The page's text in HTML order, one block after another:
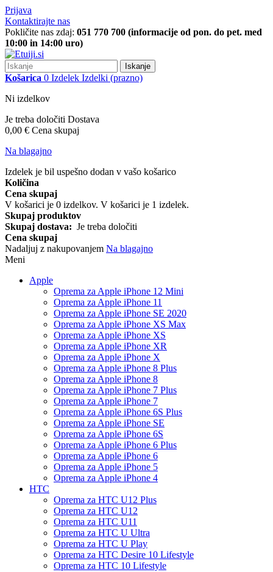
Prijava
Kontaktirajte nas
Pokličite nas zdaj: 051 770 700 (informacije od pon. do pet. med
10:00 in 14:00 uro)
Iskanje
Košarica 0 Izdelek Izdelki (prazno)
Ni izdelkov
Je treba določiti Dostava
0,00 € Cena skupaj
Na blagajno
Izdelek je bil uspešno dodan v vašo košarico
Količina
Cena skupaj
V košarici je 0 izdelkov. V košarici je 1 izdelek.
Skupaj produktov
Skupaj dostava: Je treba določiti
Cena skupaj
Nadaljuj z nakupovanjem Na blagajno
Meni
Apple
Oprema za Apple iPhone 12 Mini
Oprema za Apple iPhone 11
Oprema za Apple iPhone SE 2020
Oprema za Apple iPhone XS Max
Oprema za Apple iPhone XS
Oprema za Apple iPhone XR
Oprema za Apple iPhone X
Oprema za Apple iPhone 8 Plus
Oprema za Apple iPhone 8
Oprema za Apple iPhone 7 Plus
Oprema za Apple iPhone 7
Oprema za Apple iPhone 6S Plus
Oprema za Apple iPhone SE
Oprema za Apple iPhone 6S
Oprema za Apple iPhone 6 Plus
Oprema za Apple iPhone 6
Oprema za Apple iPhone 5
Oprema za Apple iPhone 4
HTC
Oprema za HTC U12 Plus
Oprema za HTC U12
Oprema za HTC U11
Oprema za HTC U Ultra
Oprema za HTC U Play
Oprema za HTC Desire 10 Lifestyle
Oprema za HTC 10 Lifestyle